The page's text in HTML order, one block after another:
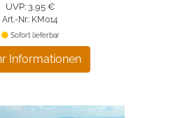
UVP: 3,95 €
Art.-Nr.: KM014
Informationen
Sofort lieferbar